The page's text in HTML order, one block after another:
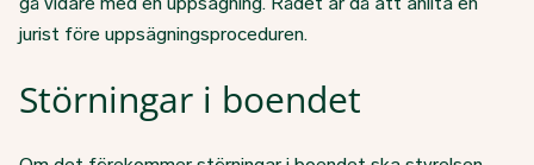
jurist före uppsägningsproceduren.
Störningar i boendet